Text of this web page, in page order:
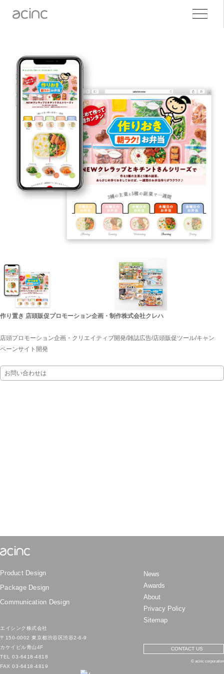
作り置き 店頭販促プロモーション企画・制作株式会社クレハ
店頭プロモーション企画・クリエイティブ開発/雑誌広告/店頭販促ツール/キャン
ペーンサイト開発
お問い合わせは
News
Awards
About
Privacy Policy
Sitemap
CONTACT US
© acinc corporation
Product Design
Package Design
Communication Design
エイシンク株式会社
〒150-0002 東京都渋谷区渋谷2-6-9
カケイビル青山4F
TEL 03-6418-4818
FAX 03-6418-4819